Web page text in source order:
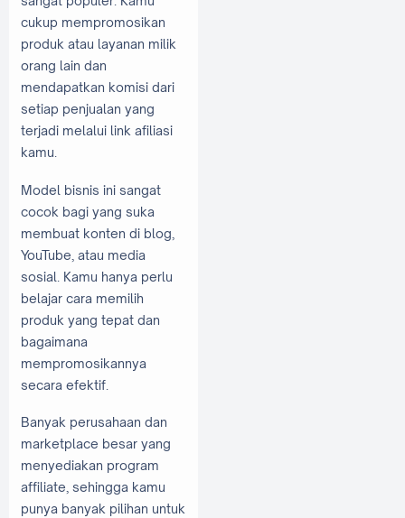
cukup mempromosikan
produk atau layanan milik
orang lain dan
mendapatkan komisi dari
setiap penjualan yang
terjadi melalui link afiliasi
kamu.
Model bisnis ini sangat
cocok bagi yang suka
membuat konten di blog,
YouTube, atau media
sosial. Kamu hanya perlu
belajar cara memilih
produk yang tepat dan
bagaimana
mempromosikannya
secara efektif.
Banyak perusahaan dan
marketplace besar yang
menyediakan program
affiliate, sehingga kamu
punya banyak pilihan untuk